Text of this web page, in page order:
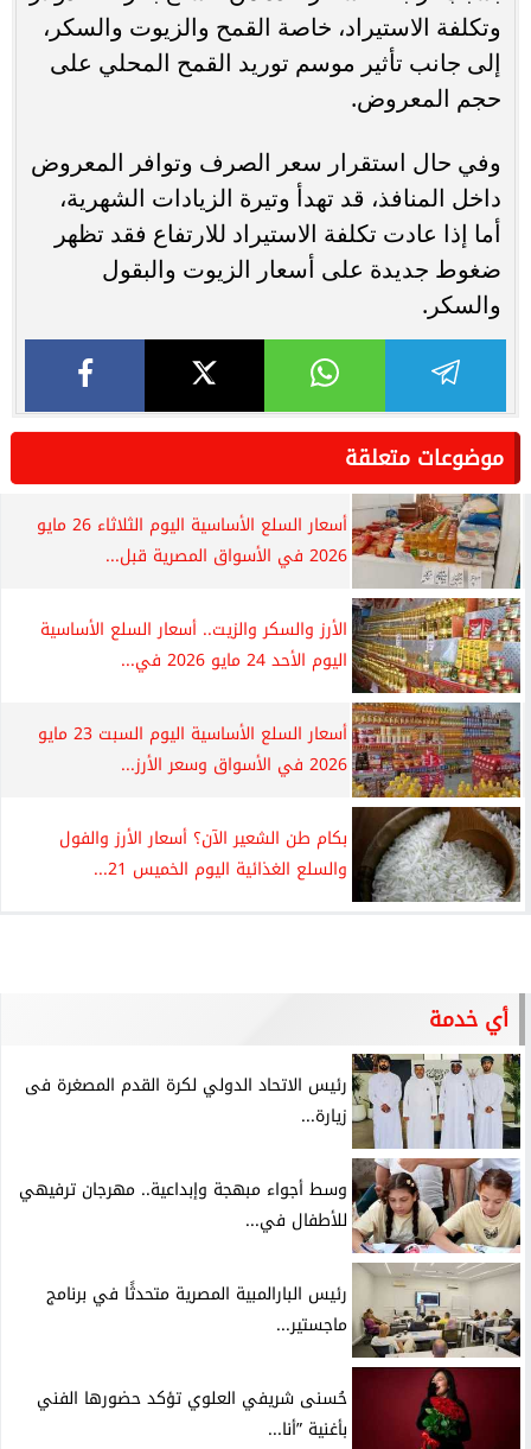
وتكلفة الاستيراد، خاصة القمح والزيوت والسكر،
إلى جانب تأثير موسم توريد القمح المحلي على
حجم المعروض.
وفي حال استقرار سعر الصرف وتوافر المعروض
داخل المنافذ، قد تهدأ وتيرة الزيادات الشهرية،
أما إذا عادت تكلفة الاستيراد للارتفاع فقد تظهر
ضغوط جديدة على أسعار الزيوت والبقول
والسكر.
موضوعات متعلقة
أسعار السلع الأساسية اليوم الثلاثاء 26 مايو
2026 في الأسواق المصرية قبل...
الأرز والسكر والزيت.. أسعار السلع الأساسية
اليوم الأحد 24 مايو 2026 في...
أسعار السلع الأساسية اليوم السبت 23 مايو
2026 في الأسواق وسعر الأرز...
بكام طن الشعير الآن؟ أسعار الأرز والفول
والسلع الغذائية اليوم الخميس 21...
أي خدمة
رئيس الاتحاد الدولي لكرة القدم المصغرة فى
زيارة...
وسط أجواء مبهجة وإبداعية.. مهرجان ترفيهي
للأطفال في...
رئيس البارالمبية المصرية متحدثًا في برنامج
ماجستير...
حُسنى شريفي العلوي تؤكد حضورها الفني
بأغنية ”أنا...